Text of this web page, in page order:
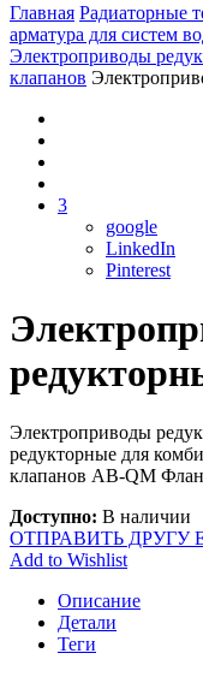
Главная Радиаторные
арматура для систем
Электроприводы
клапанов
3
google
LinkedIn
Pinterest
Электроприводы
редукторные для
клапанов AB-QM
Доступно: В наличии
ОТПРАВИТЬ ДРУГУ
Add to Wishlist
Описание
Детали
Теги